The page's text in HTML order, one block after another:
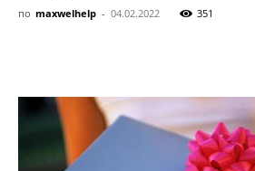
по maxwelhelp - 04.02.2022 351